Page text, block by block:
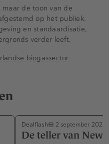
de toon van de
op het publiek.
en standaardisatie,
verder leeft.
biogassector
Dealflash 2 september 2025
De teller van